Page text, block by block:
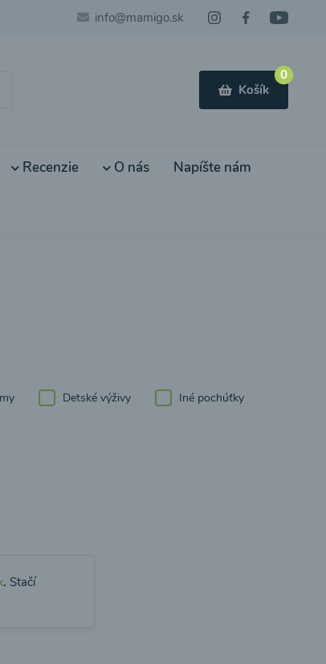
info@mamigo.sk
0
Košík
Recenzie O nás Napíšte nám
Detské výživy Iné pochúťky
. Stačí